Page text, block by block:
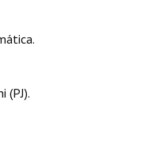
(PJ).